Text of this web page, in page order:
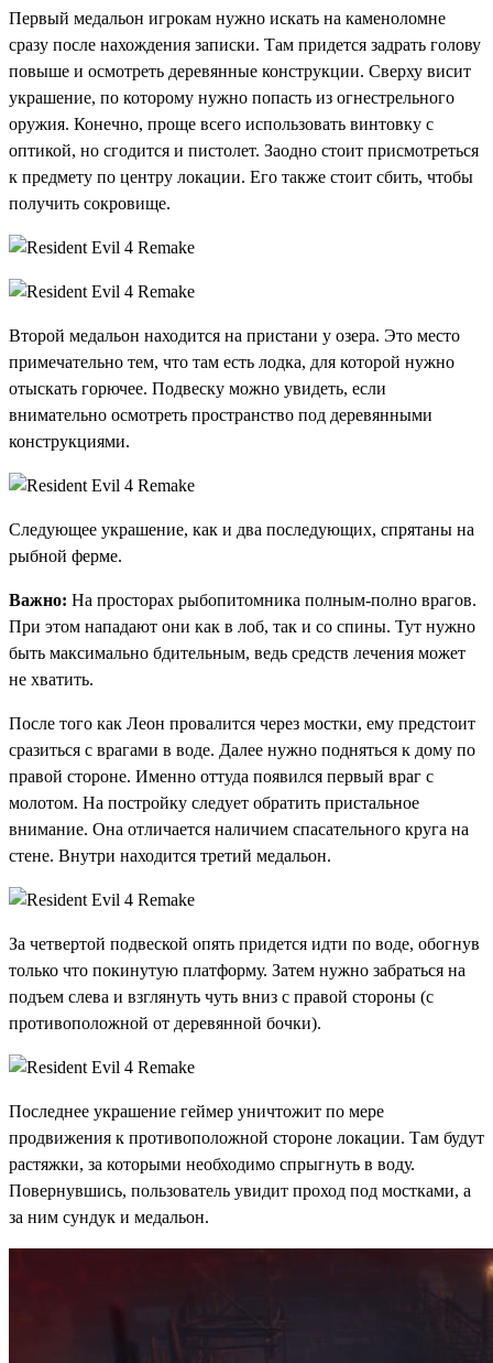
Первый медальон игрокам нужно искать на каменоломне
сразу после нахождения записки. Там придется задрать голову
повыше и осмотреть деревянные конструкции. Сверху висит
украшение, по которому нужно попасть из огнестрельного
оружия. Конечно, проще всего использовать винтовку с
оптикой, но сгодится и пистолет. Заодно стоит присмотреться
к предмету по центру локации. Его также стоит сбить, чтобы
получить сокровище.
Второй медальон находится на пристани у озера. Это место
примечательно тем, что там есть лодка, для которой нужно
отыскать горючее. Подвеску можно увидеть, если
внимательно осмотреть пространство под деревянными
конструкциями.
Следующее украшение, как и два последующих, спрятаны на
рыбной ферме.
Важно: На просторах рыбопитомника полным-полно врагов.
При этом нападают они как в лоб, так и со спины. Тут нужно
быть максимально бдительным, ведь средств лечения может
не хватить.
После того как Леон провалится через мостки, ему предстоит
сразиться с врагами в воде. Далее нужно подняться к дому по
правой стороне. Именно оттуда появился первый враг с
молотом. На постройку следует обратить пристальное
внимание. Она отличается наличием спасательного круга на
стене. Внутри находится третий медальон.
За четвертой подвеской опять придется идти по воде, обогнув
только что покинутую платформу. Затем нужно забраться на
подъем слева и взглянуть чуть вниз с правой стороны (с
противоположной от деревянной бочки).
Последнее украшение геймер уничтожит по мере
продвижения к противоположной стороне локации. Там будут
растяжки, за которыми необходимо спрыгнуть в воду.
Повернувшись, пользователь увидит проход под мостками, а
за ним сундук и медальон.